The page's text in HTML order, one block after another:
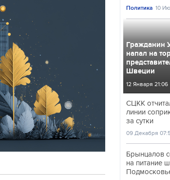
Политика 10
Гражданин
напал на
Швеции
12 Января 21:06
СЦКК
линии
за сутки
09 Декабря
Брынцалов
на питание